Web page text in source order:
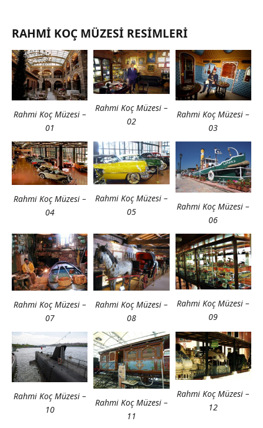
RAHMI KOÇ MÜZESI RESIMLERI
Rahmi Koç Müzesi –
01
Rahmi Koç Müzesi –
02
Rahmi Koç Müzesi –
03
Rahmi Koç Müzesi –
04
Rahmi Koç Müzesi –
05
Rahmi Koç Müzesi –
06
Rahmi Koç Müzesi –
07
Rahmi Koç Müzesi –
08
Rahmi Koç Müzesi –
09
Rahmi Koç Müzesi –
10
Rahmi Koç Müzesi –
11
Rahmi Koç Müzesi –
12